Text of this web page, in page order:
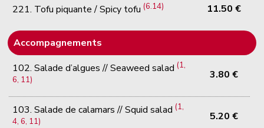
221. Tofu piquante / Spicy tofu(6.14) 11.50 €
Accompagnements
102. Salade d’algues // Seaweed salad(1,
6, 11)
3.80 €
103. Salade de calamars // Squid salad(1,
4, 6, 11)
5.20 €